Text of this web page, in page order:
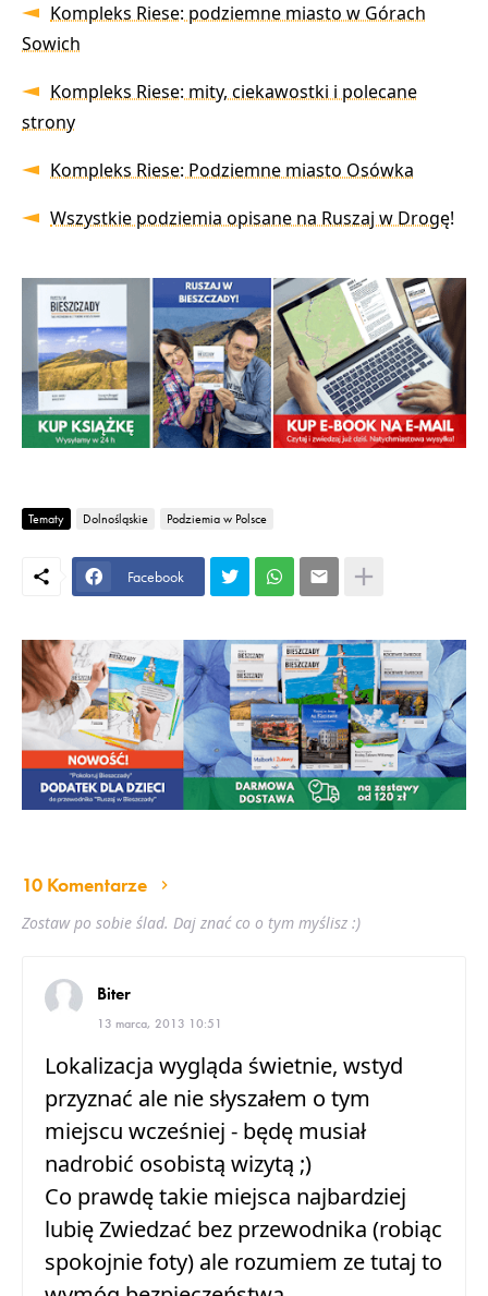
Kompleks Riese: podziemne miasto w Górach
Sowich
Kompleks Riese: mity, ciekawostki i polecane
strony
Kompleks Riese: Podziemne miasto Osówka
Wszystkie podziemia opisane na Ruszaj w Drogę!
Tematy Dolnośląskie Podziemia w Polsce
Facebook
10 Komentarze
Zostaw po sobie ślad. Daj znać co o tym myślisz :)
Biter
13 marca, 2013 10:51
Lokalizacja wygląda świetnie, wstyd
przyznać ale nie słyszałem o tym
miejscu wcześniej - będę musiał
nadrobić osobistą wizytą ;)
Co prawdę takie miejsca najbardziej
lubię Zwiedzać bez przewodnika (robiąc
spokojnie foty) ale rozumiem ze tutaj to